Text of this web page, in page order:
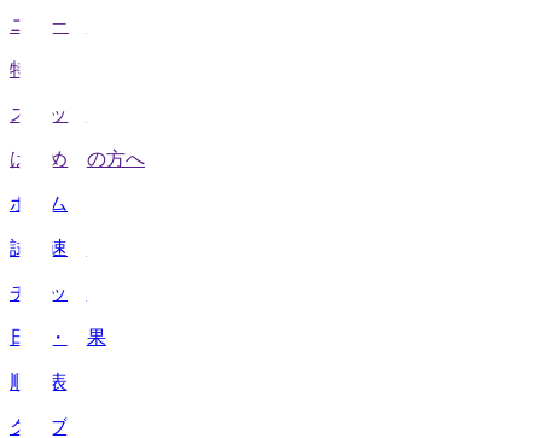
ニュース
特集
スタッツ
はじめての方へ
ホーム
試合速報
チケット
日程・結果
順位表
クラブ